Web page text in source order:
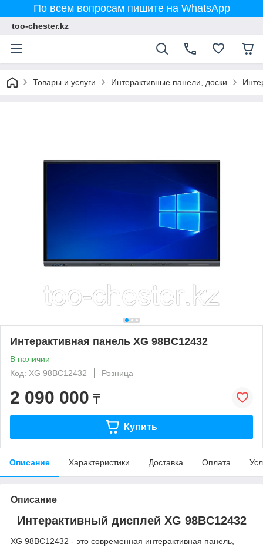
По всем вопросам пишите на WhatsApp
too-chester.kz
Товары и услуги Интерактивные панели, доски
Интерактивная панель XG 98BC12432
В наличии
Код: XG 98BC12432
Розница
2 090 000 ₸
Купить
Описание Характеристики Доставка Оплата
Описание
Интерактивный дисплей XG 98BC12432
XG 98BC12432 - это современная интерактивная панель,